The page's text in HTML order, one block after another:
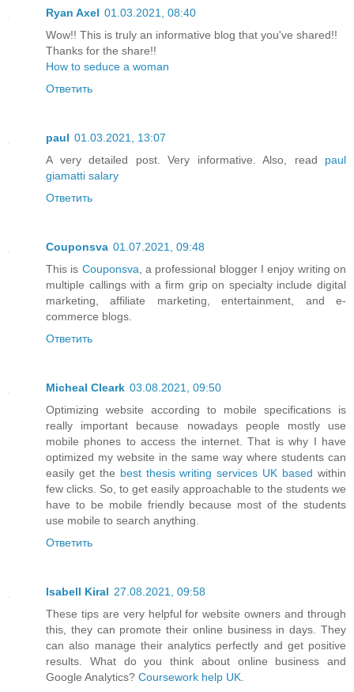
Ryan Axel 01.03.2021, 08:40
Wow!! This is truly an informative blog that you've shared!!
Thanks for the share!!
How to seduce a woman
Ответить
paul 01.03.2021, 13:07
A very detailed post. Very informative. Also, read paul
giamatti salary
Ответить
Couponsva 01.07.2021, 09:48
This is Couponsva , a professional blogger I enjoy writing on
multiple callings with a firm grip on specialty include digital
marketing, affiliate marketing, entertainment, and e-
commerce blogs.
Ответить
Micheal Cleark 03.08.2021, 09:50
Optimizing website according to mobile specifications is
really important because nowadays people mostly use
mobile phones to access the internet. That is why I have
optimized my website in the same way where students can
easily get the best thesis writing services UK based within
few clicks. So, to get easily approachable to the students we
have to be mobile friendly because most of the students
use mobile to search anything.
Ответить
Isabell Kiral 27.08.2021, 09:58
These tips are very helpful for website owners and through
this, they can promote their online business in days. They
can also manage their analytics perfectly and get positive
results. What do you think about online business and
Google Analytics? Coursework help UK